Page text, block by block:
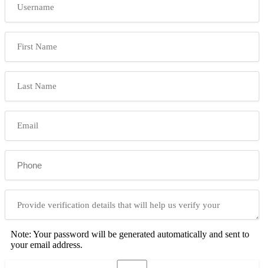
Note: Your password will be generated automatically and sent to
your email address.